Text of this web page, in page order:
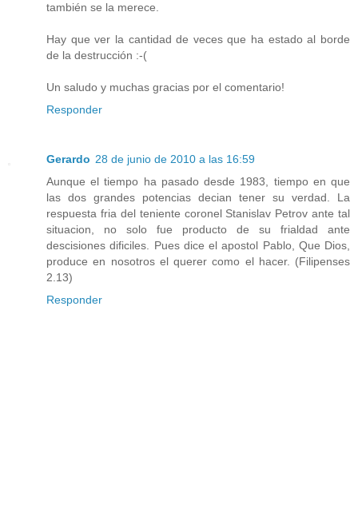
también se la merece.
Hay que ver la cantidad de veces que ha estado al borde
de la destrucción :-(
Un saludo y muchas gracias por el comentario!
Responder
Gerardo 28 de junio de 2010 a las 16:59
Aunque el tiempo ha pasado desde 1983, tiempo en que
las dos grandes potencias decian tener su verdad. La
respuesta fria del teniente coronel Stanislav Petrov ante tal
situacion, no solo fue producto de su frialdad ante
descisiones dificiles. Pues dice el apostol Pablo, Que Dios,
produce en nosotros el querer como el hacer. (Filipenses
2.13)
Responder